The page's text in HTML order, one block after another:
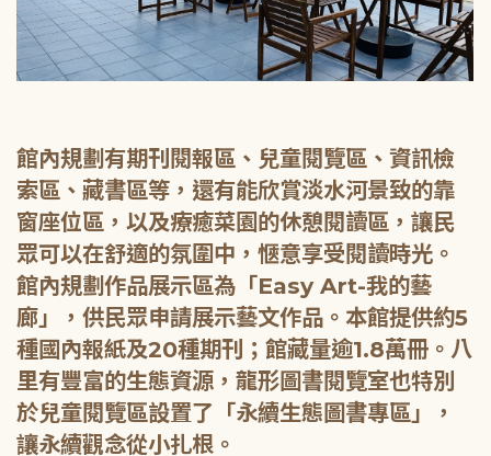
館內規劃有期刊閱報區、兒童閱覽區、資訊檢
索區、藏書區等，還有能欣賞淡水河景致的靠
窗座位區，以及療癒菜園的休憩閱讀區，讓民
眾可以在舒適的氛圍中，愜意享受閱讀時光。
館內規劃作品展示區為「Easy Art-我的藝
廊」，供民眾申請展示藝文作品。本館提供約5
種國內報紙及20種期刊；館藏量逾1.8萬冊。八
里有豐富的生態資源，龍形圖書閱覽室也特別
於兒童閱覽區設置了「永續生態圖書專區」，